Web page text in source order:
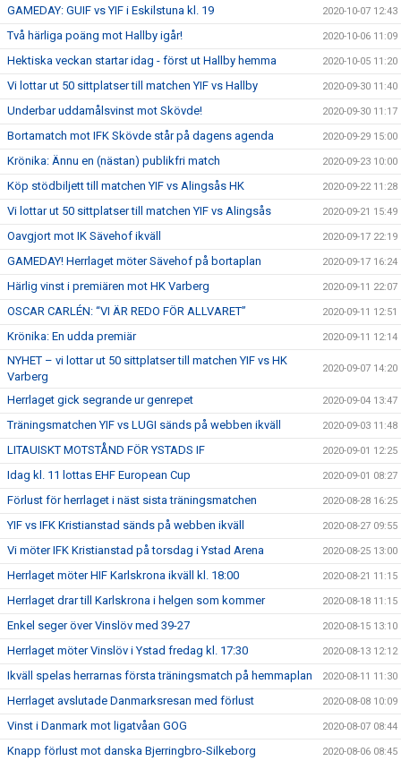
GAMEDAY: GUIF vs YIF i Eskilstuna kl. 19 2020-10-07 12:43
Två härliga poäng mot Hallby igår! 2020-10-06 11:09
Hektiska veckan startar idag - först ut Hallby hemma 2020-10-05 11:20
Vi lottar ut 50 sittplatser till matchen YIF vs Hallby 2020-09-30 11:40
Underbar uddamålsvinst mot Skövde! 2020-09-30 11:17
Bortamatch mot IFK Skövde står på dagens agenda 2020-09-29 15:00
Krönika: Ännu en (nästan) publikfri match 2020-09-23 10:00
Köp stödbiljett till matchen YIF vs Alingsås HK 2020-09-22 11:28
Vi lottar ut 50 sittplatser till matchen YIF vs Alingsås 2020-09-21 15:49
Oavgjort mot IK Sävehof ikväll 2020-09-17 22:19
GAMEDAY! Herrlaget möter Sävehof på bortaplan 2020-09-17 16:24
Härlig vinst i premiären mot HK Varberg 2020-09-11 22:07
OSCAR CARLÉN: “VI ÄR REDO FÖR ALLVARET” 2020-09-11 12:51
Krönika: En udda premiär 2020-09-11 12:14
NYHET – vi lottar ut 50 sittplatser till matchen YIF vs HK
Varberg
2020-09-07 14:20
Herrlaget gick segrande ur genrepet 2020-09-04 13:47
Träningsmatchen YIF vs LUGI sänds på webben ikväll 2020-09-03 11:48
LITAUISKT MOTSTÅND FÖR YSTADS IF 2020-09-01 12:25
Idag kl. 11 lottas EHF European Cup 2020-09-01 08:27
Förlust för herrlaget i näst sista träningsmatchen 2020-08-28 16:25
YIF vs IFK Kristianstad sänds på webben ikväll 2020-08-27 09:55
Vi möter IFK Kristianstad på torsdag i Ystad Arena 2020-08-25 13:00
Herrlaget möter HIF Karlskrona ikväll kl. 18:00 2020-08-21 11:15
Herrlaget drar till Karlskrona i helgen som kommer 2020-08-18 11:15
Enkel seger över Vinslöv med 39-27 2020-08-15 13:10
Herrlaget möter Vinslöv i Ystad fredag kl. 17:30 2020-08-13 12:12
Ikväll spelas herrarnas första träningsmatch på hemmaplan 2020-08-11 11:30
Herrlaget avslutade Danmarksresan med förlust 2020-08-08 10:09
Vinst i Danmark mot ligatvåan GOG 2020-08-07 08:44
Knapp förlust mot danska Bjerringbro-Silkeborg 2020-08-06 08:45